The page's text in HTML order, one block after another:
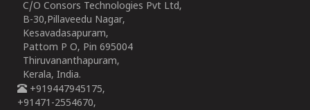
C/O Consors Technologies Pvt Ltd,
B-30,Pillaveedu Nagar,
Kesavadasapuram,
Pattom P O, Pin 695004
Thiruvananthapuram,
Kerala, India.
+919447945175,
+91471-2554670,